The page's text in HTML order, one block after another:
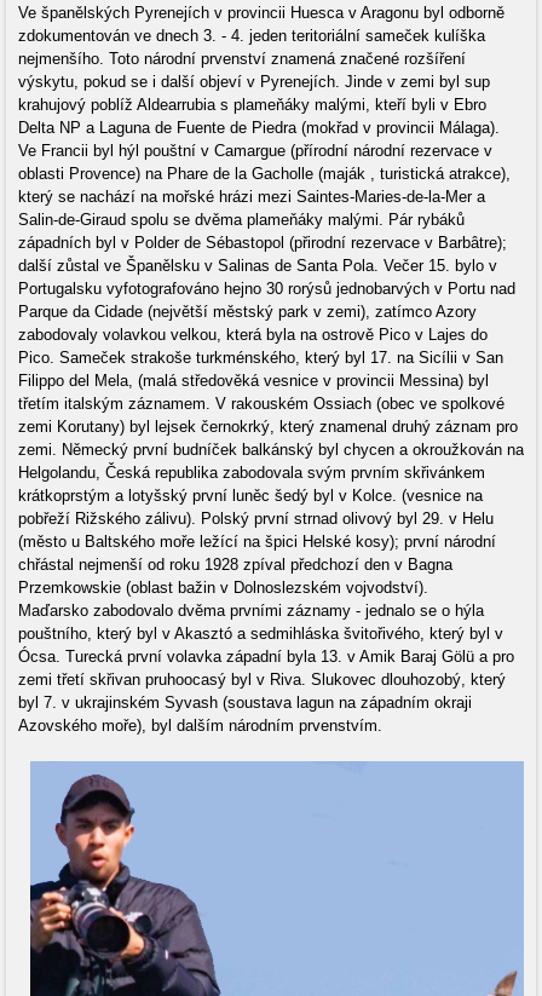
Ve španělských Pyrenejích v provincii Huesca v Aragonu byl odborně
zdokumentován ve dnech 3. - 4. jeden teritoriální sameček kulíška
nejmenšího. Toto národní prvenství znamená značené rozšíření
výskytu, pokud se i další objeví v Pyrenejích. Jinde v zemi byl sup
krahujový poblíž Aldearrubia s plameňáky malými, kteří byli v Ebro
Delta NP a Laguna de Fuente de Piedra (mokřad v provincii Málaga).
Ve Francii byl hýl pouštní v Camargue (přírodní národní rezervace v
oblasti Provence) na Phare de la Gacholle (maják , turistická atrakce),
který se nachází na mořské hrázi mezi Saintes-Maries-de-la-Mer a
Salin-de-Giraud spolu se dvěma plameňáky malými. Pár rybáků
západních byl v Polder de Sébastopol (přirodní rezervace v Barbâtre);
další zůstal ve Španělsku v Salinas de Santa Pola. Večer 15. bylo v
Portugalsku vyfotografováno hejno 30 rorýsů jednobarvých v Portu nad
Parque da Cidade (největší městský park v zemi), zatímco Azory
zabodovaly volavkou velkou, která byla na ostrově Pico v Lajes do
Pico. Sameček strakoše turkménského, který byl 17. na Sicílii v San
Filippo del Mela, (malá středověká vesnice v provincii Messina) byl
třetím italským záznamem. V rakouském Ossiach (obec ve spolkové
zemi Korutany) byl lejsek černokrký, který znamenal druhý záznam pro
zemi. Německý první budníček balkánský byl chycen a okroužkován na
Helgolandu, Česká republika zabodovala svým prvním skřivánkem
krátkoprstým a lotyšský první luněc šedý byl v Kolce. (vesnice na
pobřeží Rižského zálivu). Polský první strnad olivový byl 29. v Helu
(město u Baltského moře ležící na špici Helské kosy); první národní
chřástal nejmenší od roku 1928 zpíval předchozí den v Bagna
Przemkowskie (oblast bažin v Dolnoslezském vojvodství).
Maďarsko zabodovalo dvěma prvními záznamy - jednalo se o hýla
pouštního, který byl v Akasztó a sedmihláska švitořivého, který byl v
Ócsa. Turecká první volavka západní byla 13. v Amik Baraj Gölü a pro
zemi třetí skřivan pruhoocasý byl v Riva. Slukovec dlouhozobý, který
byl 7. v ukrajinském Syvash (soustava lagun na západním okraji
Azovského moře), byl dalším národním prvenstvím.